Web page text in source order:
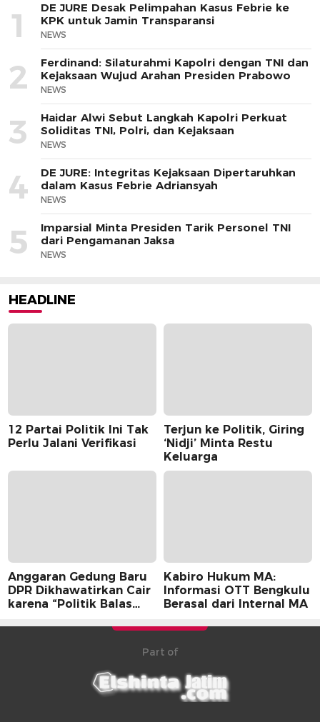
1
DE JURE Desak Pelimpahan Kasus Febrie ke
KPK untuk Jamin Transparansi
NEWS
2
Ferdinand: Silaturahmi Kapolri dengan TNI dan
Kejaksaan Wujud Arahan Presiden Prabowo
NEWS
3
Haidar Alwi Sebut Langkah Kapolri Perkuat
Soliditas TNI, Polri, dan Kejaksaan
NEWS
4
DE JURE: Integritas Kejaksaan Dipertaruhkan
dalam Kasus Febrie Adriansyah
NEWS
5
Imparsial Minta Presiden Tarik Personel TNI
dari Pengamanan Jaksa
NEWS
HEADLINE
12 Partai Politik Ini Tak
Perlu Jalani Verifikasi
Terjun ke Politik, Giring
‘Nidji’ Minta Restu
Keluarga
Anggaran Gedung Baru
DPR Dikhawatirkan Cair
karena “Politik Balas
Kabiro Hukum MA:
Informasi OTT Bengkulu
Berasal dari Internal MA
Part of